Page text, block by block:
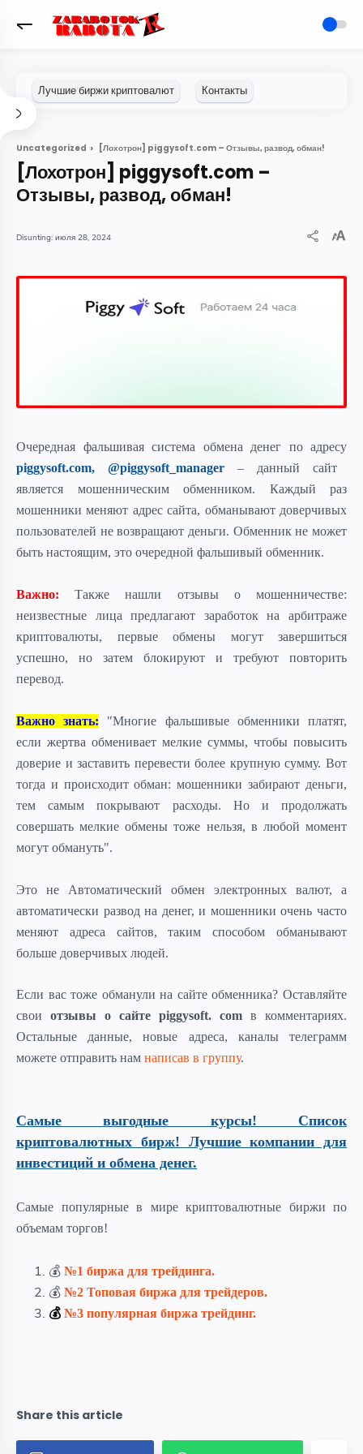
Uncategorized [Лохотрон] piggysoft.com – Отзывы, развод, обман!
[Лохотрон] piggysoft.com –
Отзывы, развод, обман!
июля 28, 2024
Очередная фальшивая система обмена денег по адресу
piggysoft.com, @piggysoft_manager
– данный сайт
является мошенническим обменником. Каждый раз
мошенники меняют адрес сайта, обманывают доверчивых
пользователей не возвращают деньги. Обменник не может
быть настоящим, это очередной фальшивый обменник.
Важно: Также нашли отзывы о мошенничестве:
неизвестные лица предлагают заработок на арбитраже
криптовалюты, первые обмены могут завершиться
успешно, но затем блокируют и требуют повторить
перевод.
Важно знать: "Многие фальшивые обменники платят,
если жертва обменивает мелкие суммы, чтобы повысить
доверие и заставить перевести более крупную сумму. Вот
тогда и происходит обман: мошенники забирают деньги,
тем самым покрывают расходы. Но и продолжать
совершать мелкие обмены тоже нельзя, в любой момент
могут обмануть".
Это не Автоматический обмен электронных валют, а
автоматически развод на денег, и мошенники очень часто
меняют адреса сайтов, таким способом обманывают
больше доверчивых людей.
Если вас тоже обманули на сайте обменника? Оставляйте
свои отзывы о сайте piggysoft. com в комментариях.
Остальные данные, новые адреса, каналы телеграмм
можете отправить нам написав в группу.
Самые выгодные курсы! Список
криптовалютных бирж! Лучшие компании для
инвестиций и обмена денег.
Самые популярные в мире криптовалютные биржи по
объемам торгов!
💰 №1 биржа для трейдинга.
💰 №2 Топовая биржа для трейдеров.
💰 №3 популярная биржа трейдинг.